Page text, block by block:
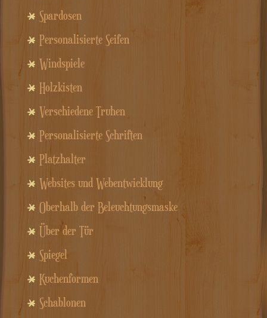
Spardosen
Personalisierte Seifen
Windspiele
Holzkisten
Verschiedene Truhen
Personalisierte Schriften
Platzhalter
Websites und Webentwicklung
Oberhalb der Beleuchtungsmaske
Über der Tür
Spiegel
Kuchenformen
Schablonen